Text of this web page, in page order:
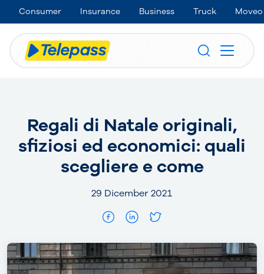
Consumer Insurance Business Truck Moveo
Regali di Natale originali,
sfiziosi ed economici: quali
scegliere e come
29 Dicember 2021